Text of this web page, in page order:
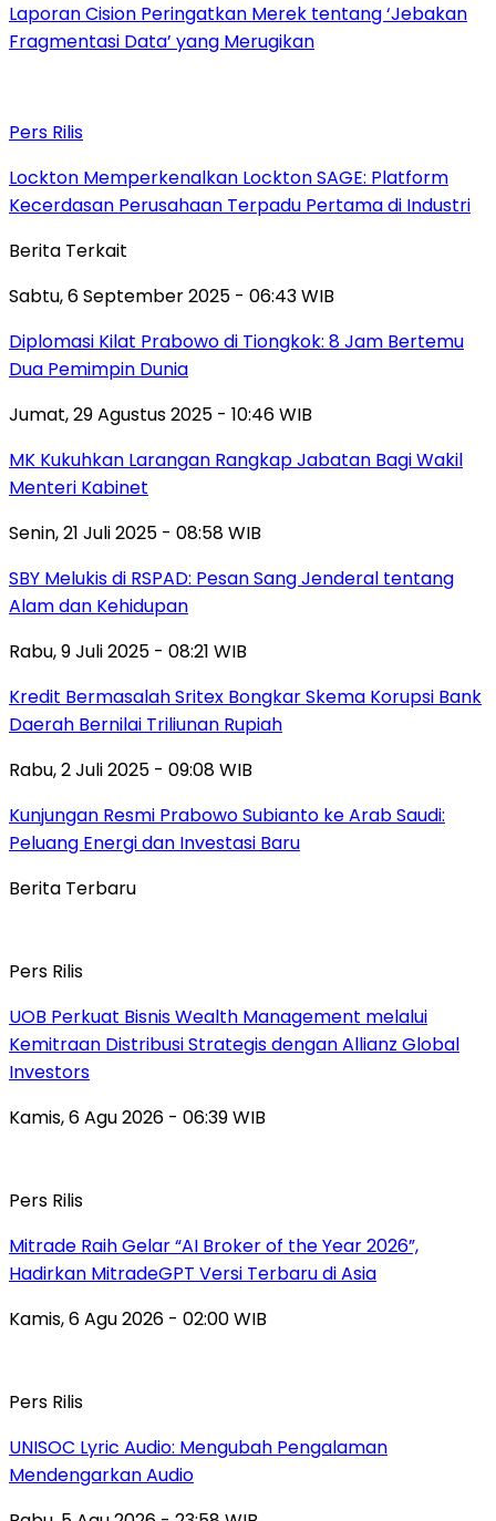
Laporan Cision Peringatkan Merek tentang ‘Jebakan
Fragmentasi Data’ yang Merugikan
Pers Rilis
Lockton Memperkenalkan Lockton SAGE: Platform
Kecerdasan Perusahaan Terpadu Pertama di Industri
Berita Terkait
Sabtu, 6 September 2025 - 06:43 WIB
Diplomasi Kilat Prabowo di Tiongkok: 8 Jam Bertemu
Dua Pemimpin Dunia
Jumat, 29 Agustus 2025 - 10:46 WIB
MK Kukuhkan Larangan Rangkap Jabatan Bagi Wakil
Menteri Kabinet
Senin, 21 Juli 2025 - 08:58 WIB
SBY Melukis di RSPAD: Pesan Sang Jenderal tentang
Alam dan Kehidupan
Rabu, 9 Juli 2025 - 08:21 WIB
Kredit Bermasalah Sritex Bongkar Skema Korupsi Bank
Daerah Bernilai Triliunan Rupiah
Rabu, 2 Juli 2025 - 09:08 WIB
Kunjungan Resmi Prabowo Subianto ke Arab Saudi:
Peluang Energi dan Investasi Baru
Berita Terbaru
Pers Rilis
UOB Perkuat Bisnis Wealth Management melalui
Kemitraan Distribusi Strategis dengan Allianz Global
Investors
Kamis, 6 Agu 2026 - 06:39 WIB
Pers Rilis
Mitrade Raih Gelar “AI Broker of the Year 2026”,
Hadirkan MitradeGPT Versi Terbaru di Asia
Kamis, 6 Agu 2026 - 02:00 WIB
Pers Rilis
UNISOC Lyric Audio: Mengubah Pengalaman
Mendengarkan Audio